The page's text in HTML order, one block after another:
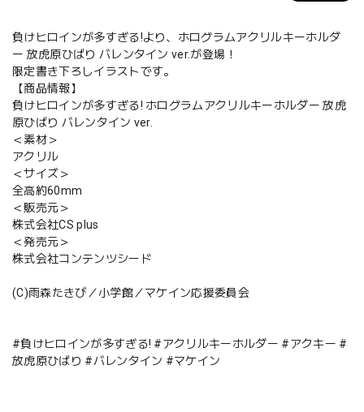
負けヒロインが多すぎる!より、ホログラムアクリルキーホルダ
ー 放虎原ひばり バレンタイン ver.が登場！
限定書き下ろしイラストです。
【商品情報】
負けヒロインが多すぎる! ホログラムアクリルキーホルダー 放虎
原ひばり バレンタイン ver.
＜素材＞
アクリル
＜サイズ＞
全高約60mm
＜販売元＞
株式会社CS plus
＜発売元＞
株式会社コンテンツシード
(C)雨森たきび／小学館／マケイン応援委員会
#負けヒロインが多すぎる! #アクリルキーホルダー #アクキー #
放虎原ひばり #バレンタイン #マケイン